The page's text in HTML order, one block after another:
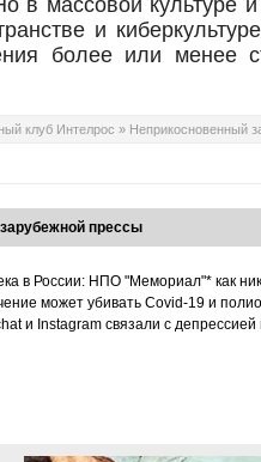
и
более или менее
клуб Интелрос » Неприкосновенный
прессы
в России: НПО "Мемориал"* как
может убивать Covid-19 и
и Instagram связали с